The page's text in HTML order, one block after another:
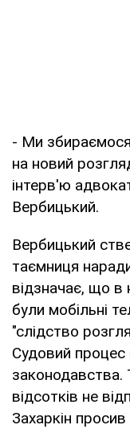
- Ми
на новий
інтерв'ю
Вербицький.
Вербицький
таємниця
відзначає, що в
були мобільні
"слідство
Судовий
законодавства.
відсотків не
Захаркін